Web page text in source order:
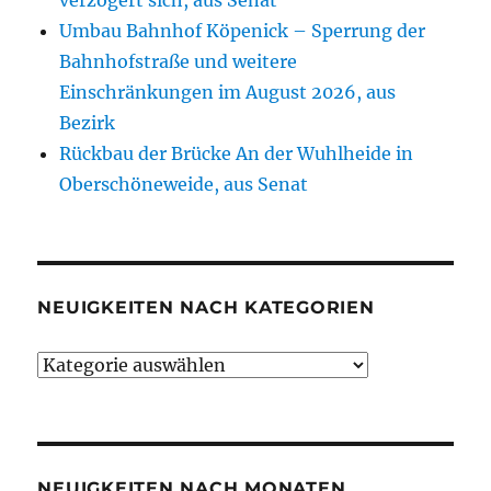
Umbau Bahnhof Köpenick – Sperrung der
Bahnhofstraße und weitere
Einschränkungen im August 2026, aus
Bezirk
Rückbau der Brücke An der Wuhlheide in
Oberschöneweide, aus Senat
NEUIGKEITEN NACH KATEGORIEN
Neuigkeiten